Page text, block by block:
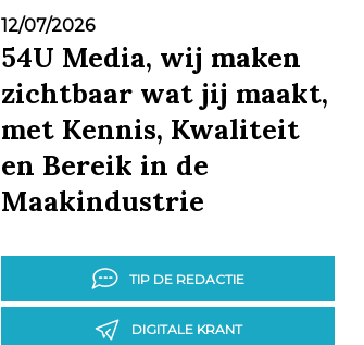
12/07/2026
54U Media, wij maken
zichtbaar wat jij maakt,
met Kennis, Kwaliteit
en Bereik in de
Maakindustrie
TIP DE REDACTIE
DIGITALE KRANT